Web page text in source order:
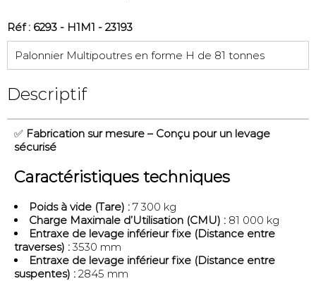
Réf : 6293 - H1M1 - 23193
Palonnier Multipoutres en forme H de 81 tonnes
Descriptif
✅ Fabrication sur mesure – Conçu pour un levage
sécurisé
Caractéristiques techniques
Poids à vide (Tare) : 7 300 kg
Charge Maximale d’Utilisation (CMU) : 81 000 kg
Entraxe de levage inférieur fixe (Distance entre
traverses) : 3530 mm
Entraxe de levage inférieur fixe (Distance entre
suspentes) : 2845 mm